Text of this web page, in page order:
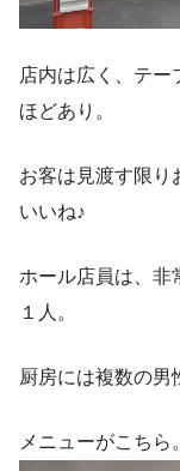
店内は広く、テー
ほどあり。
お客は見渡す限り
いいね♪
ホール店員は、非
１人。
厨房には複数の男
メニューがこちら